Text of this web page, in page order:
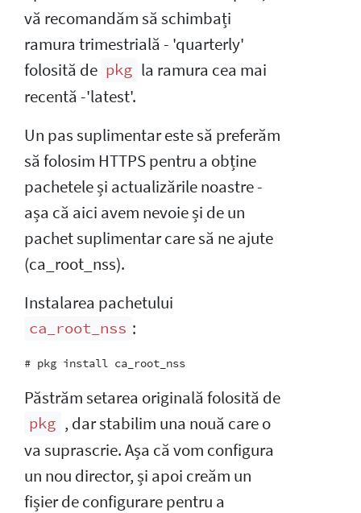
vă recomandăm să schimbați
ramura trimestrială - 'quarterly'
folosită de pkg la ramura cea mai
recentă -'latest'.
Un pas suplimentar este să preferăm
să folosim HTTPS pentru a obține
pachetele și actualizările noastre -
așa că aici avem nevoie și de un
pachet suplimentar care să ne ajute
(ca_root_nss).
Instalarea pachetului
ca_root_nss :
Păstrăm setarea originală folosită de
pkg , dar stabilim una nouă care o
va suprascrie. Așa că vom configura
un nou director, și apoi creăm un
fișier de configurare pentru a